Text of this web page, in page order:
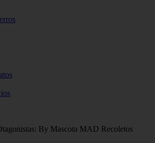
By Mascota MAD Recoletos